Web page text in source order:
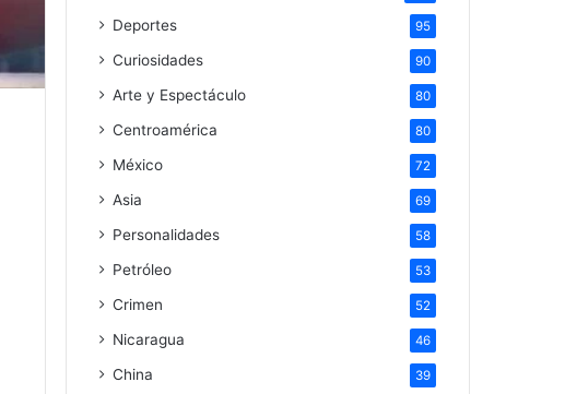
Deportes 95
Curiosidades 90
Arte y Espectáculo 80
Centroamérica 80
México 72
Asia 69
Personalidades 58
Petróleo 53
Crimen 52
Nicaragua 46
China 39